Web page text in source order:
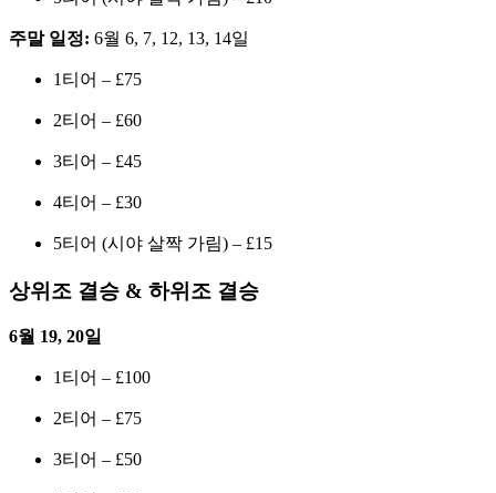
주말 일정: 6월 6, 7, 12, 13, 14일
1티어 – £75
2티어 – £60
3티어 – £45
4티어 – £30
5티어 (시야 살짝 가림) – £15
상위조 결승 & 하위조 결승
6월 19, 20일
1티어 – £100
2티어 – £75
3티어 – £50